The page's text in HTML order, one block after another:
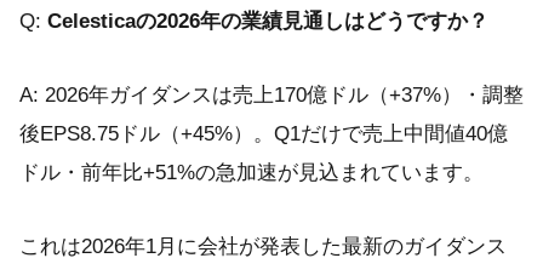
Q: Celesticaの2026年の業績見通しはどうですか？
A: 2026年ガイダンスは売上170億ドル（+37%）・調整
後EPS8.75ドル（+45%）。Q1だけで売上中間値40億
ドル・前年比+51%の急加速が見込まれています。
これは2026年1月に会社が発表した最新のガイダンス